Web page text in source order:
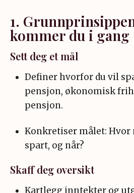
1.
kommer du i gang
Sett deg et mål
Definer hvorfor du vil
pensjon, økonomisk
pensjon.
Konkretiser målet: Hvor
spart, og når?
Skaff deg oversikt
Kartlegg inntekter og